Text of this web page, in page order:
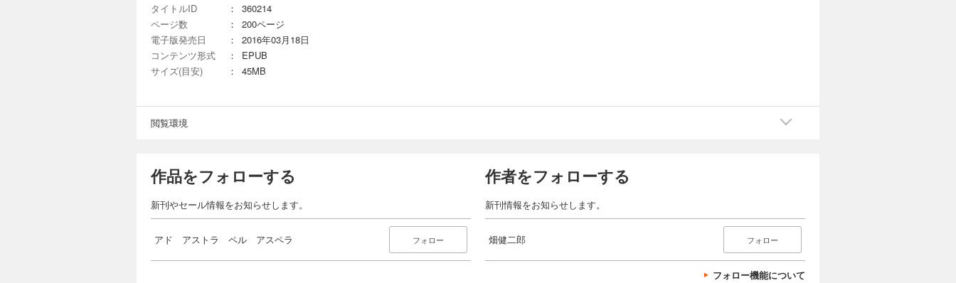
タイトルID
：
360214
ページ数
：
200ページ
電子版発売日
：
2016年03月18日
コンテンツ形式
：
EPUB
サイズ(目安)
： 45MB
閲覧環境
作品をフォローする
新刊やセール情報をお知らせします。
アド アストラ ペル アスペラ フォロー
作者をフォローする
新刊情報をお知らせします。
畑健二郎 フォロー
フォロー機能について